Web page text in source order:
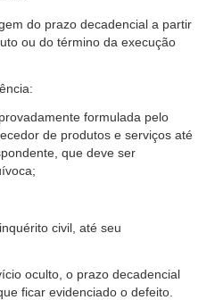
do prazo decadencial a partir
ou do término da execução
formulada pelo
de produtos e serviços até
que deve ser
civil, até seu
oculto, o prazo decadencial
ficar evidenciado o defeito.